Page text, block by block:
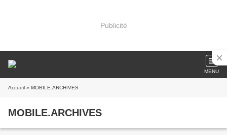
Publicité
MENU
Accueil » MOBILE.ARCHIVES
MOBILE.ARCHIVES